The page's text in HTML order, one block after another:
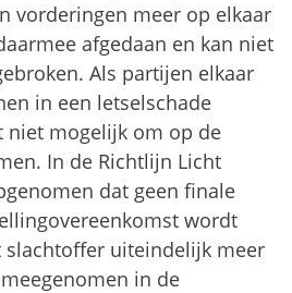
vorderingen meer op elkaar
afgedaan en kan niet
Als partijen elkaar
in een letselschade
niet mogelijk om op de
In de Richtlijn Licht
dat geen finale
wordt
slachtoffer uiteindelijk meer
in de